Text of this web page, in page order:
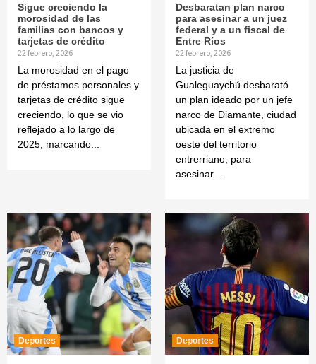
Sigue creciendo la
morosidad de las
familias con bancos y
tarjetas de crédito
22 febrero, 2026
La morosidad en el pago
de préstamos personales y
tarjetas de crédito sigue
creciendo, lo que se vio
reflejado a lo largo de
2025, marcando...
Desbaratan plan narco
para asesinar a un juez
federal y a un fiscal de
Entre Ríos
22 febrero, 2026
La justicia de
Gualeguaychú desbarató
un plan ideado por un jefe
narco de Diamante, ciudad
ubicada en el extremo
oeste del territorio
entrerriano, para
asesinar...
Deportes Deportes